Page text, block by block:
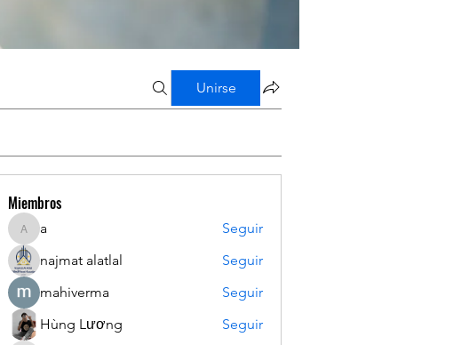
Unirse
Miembros
a
a
Seguir
najmat alatlal
Seguir
mahiverma
Seguir
Hùng Lương
Seguir